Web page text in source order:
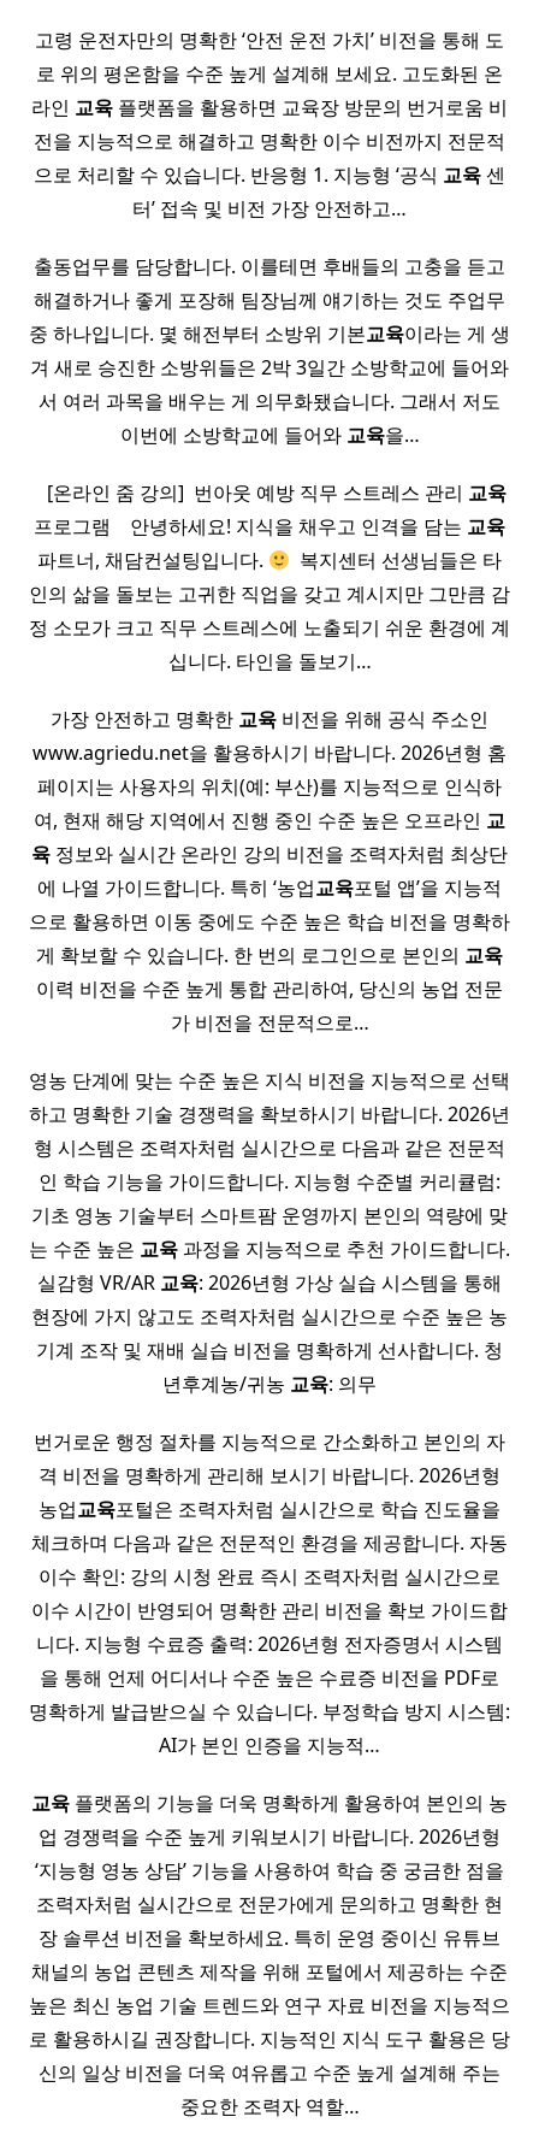
고령 운전자만의 명확한 ‘안전 운전 가치’ 비전을 통해 도
로 위의 평온함을 수준 높게 설계해 보세요. 고도화된 온
라인 교육 플랫폼을 활용하면 교육장 방문의 번거로움 비
전을 지능적으로 해결하고 명확한 이수 비전까지 전문적
으로 처리할 수 있습니다. 반응형 1. 지능형 ‘공식 교육센
터’ 접속 및 비전 가장 안전하고…
출동업무를 담당합니다. 이를테면 후배들의 고충을 듣고
해결하거나 좋게 포장해 팀장님께 얘기하는 것도 주업무
중 하나입니다. 몇 해전부터 소방위 기본교육이라는 게 생
겨 새로 승진한 소방위들은 2박 3일간 소방학교에 들어와
서 여러 과목을 배우는 게 의무화됐습니다. 그래서 저도
이번에 소방학교에 들어와 교육을…
​ ​ ​ [온라인 줌 강의] ​ 번아웃 예방 직무 스트레스 관리 교육
프로그램 ​ ​ ​ 안녕하세요! 지식을 채우고 인격을 담는 교육
파트너, 채담컨설팅입니다.
​ 복지센터 선생님들은 타
인의 삶을 돌보는 고귀한 직업을 갖고 계시지만 그만큼 감
정 소모가 크고 직무 스트레스에 노출되기 쉬운 환경에 계
십니다. 타인을 돌보기…
가장 안전하고 명확한 교육 비전을 위해 공식 주소인
www.agriedu.net을 활용하시기 바랍니다. 2026년형 홈
페이지는 사용자의 위치(예: 부산)를 지능적으로 인식하
여, 현재 해당 지역에서 진행 중인 수준 높은 오프라인 교
육 정보와 실시간 온라인 강의 비전을 조력자처럼 최상단
에 나열 가이드합니다. 특히 ‘농업교육포털 앱’을 지능적
으로 활용하면 이동 중에도 수준 높은 학습 비전을 명확하
게 확보할 수 있습니다. 한 번의 로그인으로 본인의 교육
이력 비전을 수준 높게 통합 관리하여, 당신의 농업 전문
가 비전을 전문적으로…
영농 단계에 맞는 수준 높은 지식 비전을 지능적으로 선택
하고 명확한 기술 경쟁력을 확보하시기 바랍니다. 2026년
형 시스템은 조력자처럼 실시간으로 다음과 같은 전문적
인 학습 기능을 가이드합니다. 지능형 수준별 커리큘럼:
기초 영농 기술부터 스마트팜 운영까지 본인의 역량에 맞
는 수준 높은 교육과정을 지능적으로 추천 가이드합니다.
실감형 VR/AR 교육: 2026년형 가상 실습 시스템을 통해
현장에 가지 않고도 조력자처럼 실시간으로 수준 높은 농
기계 조작 및 재배 실습 비전을 명확하게 선사합니다. 청
년후계농/귀농 교육: 의무
번거로운 행정 절차를 지능적으로 간소화하고 본인의 자
격 비전을 명확하게 관리해 보시기 바랍니다. 2026년형
농업교육포털은 조력자처럼 실시간으로 학습 진도율을
체크하며 다음과 같은 전문적인 환경을 제공합니다. 자동
이수 확인: 강의 시청 완료 즉시 조력자처럼 실시간으로
이수 시간이 반영되어 명확한 관리 비전을 확보 가이드합
니다. 지능형 수료증 출력: 2026년형 전자증명서 시스템
을 통해 언제 어디서나 수준 높은 수료증 비전을 PDF로
명확하게 발급받으실 수 있습니다. 부정학습 방지 시스템:
AI가 본인 인증을 지능적…
교육 플랫폼의 기능을 더욱 명확하게 활용하여 본인의 농
업 경쟁력을 수준 높게 키워보시기 바랍니다. 2026년형
‘지능형 영농 상담’ 기능을 사용하여 학습 중 궁금한 점을
조력자처럼 실시간으로 전문가에게 문의하고 명확한 현
장 솔루션 비전을 확보하세요. 특히 운영 중이신 유튜브
채널의 농업 콘텐츠 제작을 위해 포털에서 제공하는 수준
높은 최신 농업 기술 트렌드와 연구 자료 비전을 지능적으
로 활용하시길 권장합니다. 지능적인 지식 도구 활용은 당
신의 일상 비전을 더욱 여유롭고 수준 높게 설계해 주는
중요한 조력자 역할…